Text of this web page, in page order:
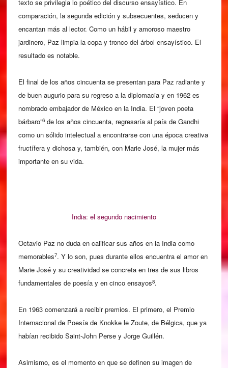
texto se privilegia lo poético del discurso ensayístico. En
comparación, la segunda edición y subsecuentes, seducen y
encantan más al lector. Como un hábil y amoroso maestro
jardinero, Paz limpia la copa y tronco del árbol ensayístico. El
resultado es notable.
El final de los años cincuenta se presentan para Paz radiante y
de buen augurio para su regreso a la diplomacia y en 1962 es
nombrado embajador de México en la India. El “joven poeta
bárbaro”6de los años cincuenta, regresaría al país de Gandhi
como un sólido intelectual a encontrarse con una época creativa
fructífera y dichosa y, también, con Marie José, la mujer más
importante en su vida.
India: el segundo nacimiento
Octavio Paz no duda en calificar sus años en la India como
memorables7. Y lo son, pues durante ellos encuentra el amor en
Marie José y su creatividad se concreta en tres de sus libros
fundamentales de poesía y en cinco ensayos8.
En 1963 comenzará a recibir premios. El primero, el Premio
Internacional de Poesía de Knokke le Zoute, de Bélgica, que ya
habían recibido Saint-John Perse y Jorge Guillén.
Asimismo, es el momento en que se definen su imagen de